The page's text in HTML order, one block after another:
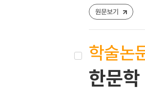
원문보기
학술논
한문